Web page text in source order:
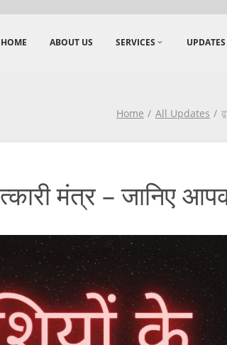
HOME ABOUT US SERVICES UPDATES
Home All Updates
मंत्र – जानिए